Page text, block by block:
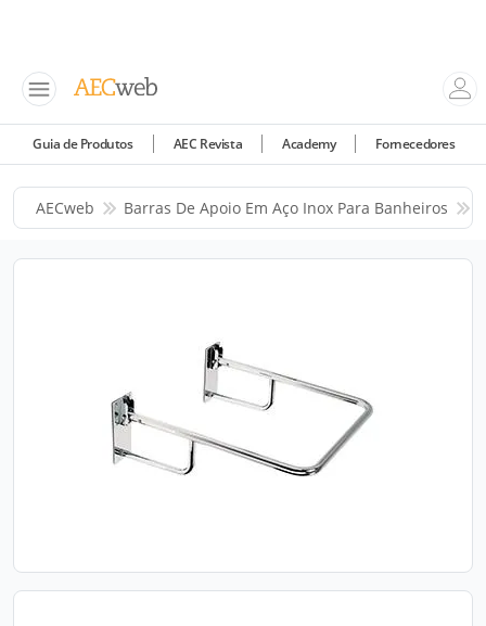
Guia de Produtos AEC Revista Academy Fornecedores
AECweb Barras De Apoio Em Aço Inox Para Banheiros